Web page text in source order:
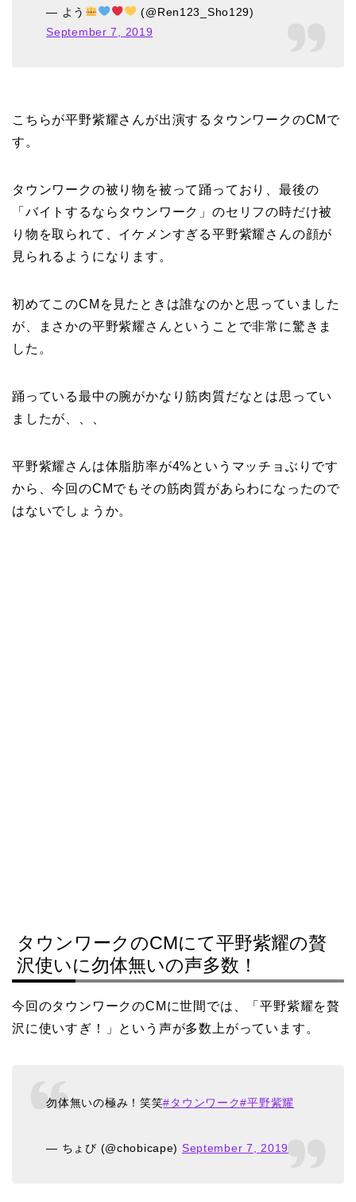
— よう
(@Ren123_Sho129)
September 7, 2019
こちらが平野紫耀さんが出演するタウンワークのCMで
す。
タウンワークの被り物を被って踊っており、最後の
「バイトするならタウンワーク」のセリフの時だけ被
り物を取られて、イケメンすぎる平野紫耀さんの顔が
見られるようになります。
初めてこのCMを見たときは誰なのかと思っていました
が、まさかの平野紫耀さんということで非常に驚きま
した。
踊っている最中の腕がかなり筋肉質だなとは思ってい
ましたが、、、
平野紫耀さんは体脂肪率が4%というマッチョぶりです
から、今回のCMでもその筋肉質があらわになったので
はないでしょうか。
タウンワークのCMにて平野紫耀の贅
沢使いに勿体無いの声多数！
今回のタウンワークのCMに世間では、「平野紫耀を贅
沢に使いすぎ！」という声が多数上がっています。
勿体無いの極み！笑笑#タウンワーク#平野紫耀
— ちょび (@chobicape) September 7, 2019